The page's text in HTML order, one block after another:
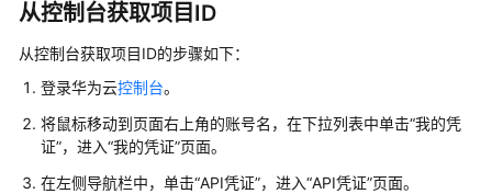
费
明
速
入
门
从控制台获取项目ID
从控制台获取项目ID的步骤如下：
登录华为云控制台。
将鼠标移动到页面右上角的账号名，在下拉列表中单击“我的凭
证”，进入“我的凭证”页面。
在左侧导航栏中，单击“API凭证”，进入“API凭证”页面。